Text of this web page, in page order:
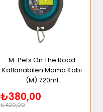
M-Pets On The Road
Katlanabilen Mama Kabı
(M) 720ml
₺380,00
₺420,00